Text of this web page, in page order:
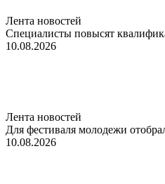
Лента новостей
Специалисты повысят
10.08.2026
Лента новостей
Для фестиваля молодежи
10.08.2026